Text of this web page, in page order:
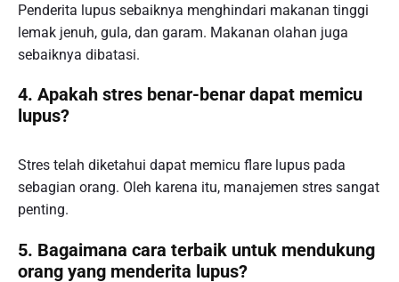
Penderita lupus sebaiknya menghindari makanan tinggi
lemak jenuh, gula, dan garam. Makanan olahan juga
sebaiknya dibatasi.
4. Apakah stres benar-benar dapat memicu
lupus?
Stres telah diketahui dapat memicu flare lupus pada
sebagian orang. Oleh karena itu, manajemen stres sangat
penting.
5. Bagaimana cara terbaik untuk mendukung
orang yang menderita lupus?